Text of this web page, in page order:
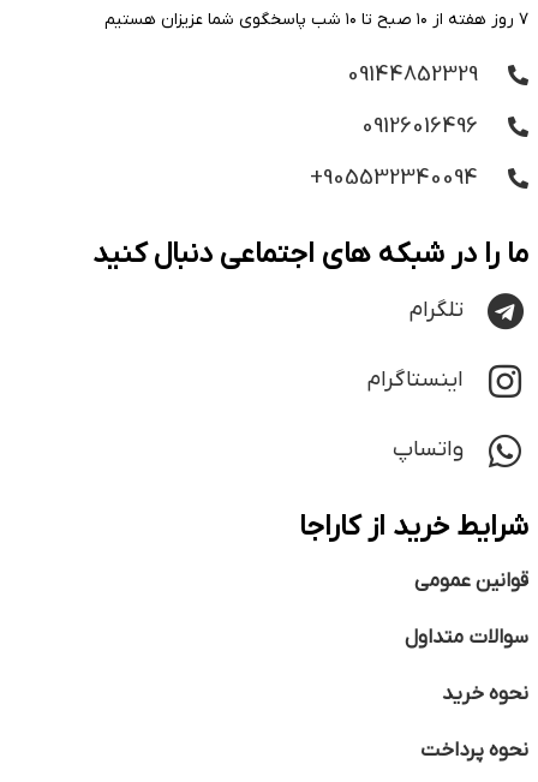
۷ روز هفته از ۱۰ صبح تا ۱۰ شب پاسخگوی شما عزیزان هستیم
09144852329
09126016496
905532340094+
ما را در شبکه های اجتماعی دنبال کنید
تلگرام
اینستاگرام
واتساپ
شرایط خرید از کاراجا
قوانین عمومی
سوالات متداول
نحوه خرید
نحوه پرداخت